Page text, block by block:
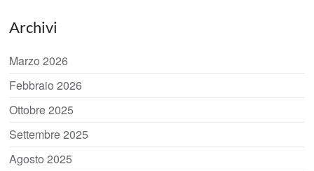
Archivi
Marzo 2026
Febbraio 2026
Ottobre 2025
Settembre 2025
Agosto 2025